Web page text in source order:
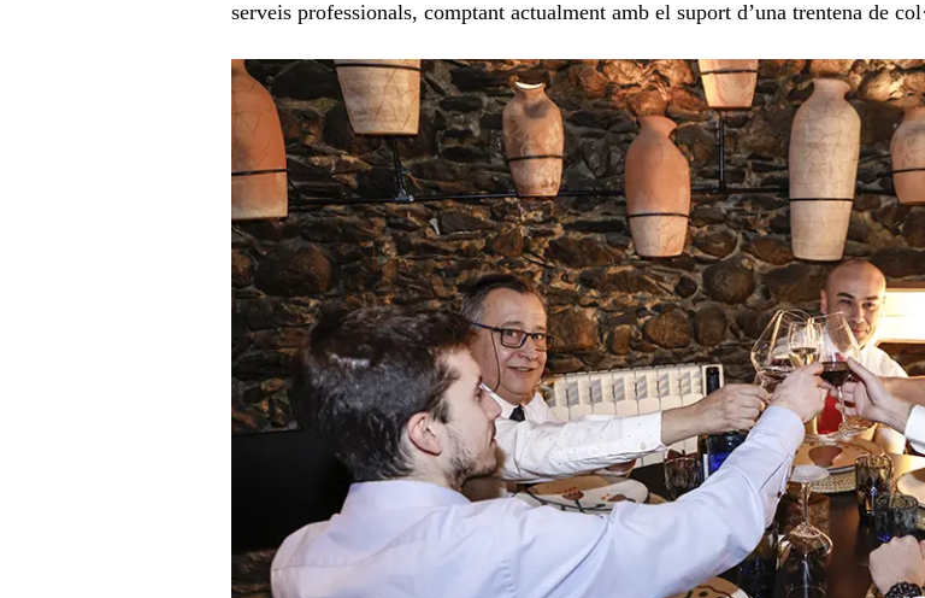
serveis professionals, comptant actualment amb el suport d’una trentena de